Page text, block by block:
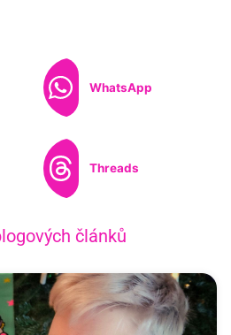
WhatsApp
Threads
článků